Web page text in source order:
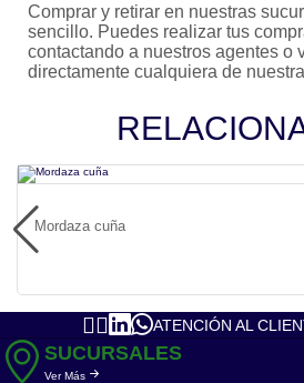
Comprar y retirar en nuestras
sencillo. Puedes realizar tus
contactando a nuestros agentes o
directamente cualquiera de
Mordaza cuña
ATENCIÓN AL
SUCURSALES
Ver Más